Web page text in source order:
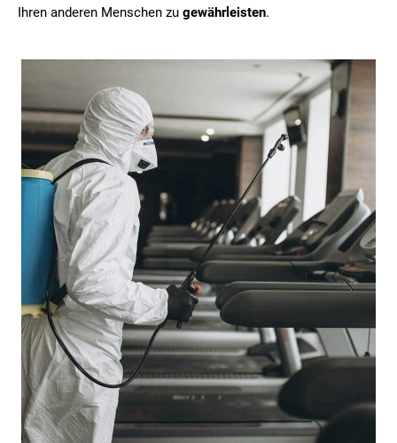
Ihren anderen Menschen zu gewährleisten.